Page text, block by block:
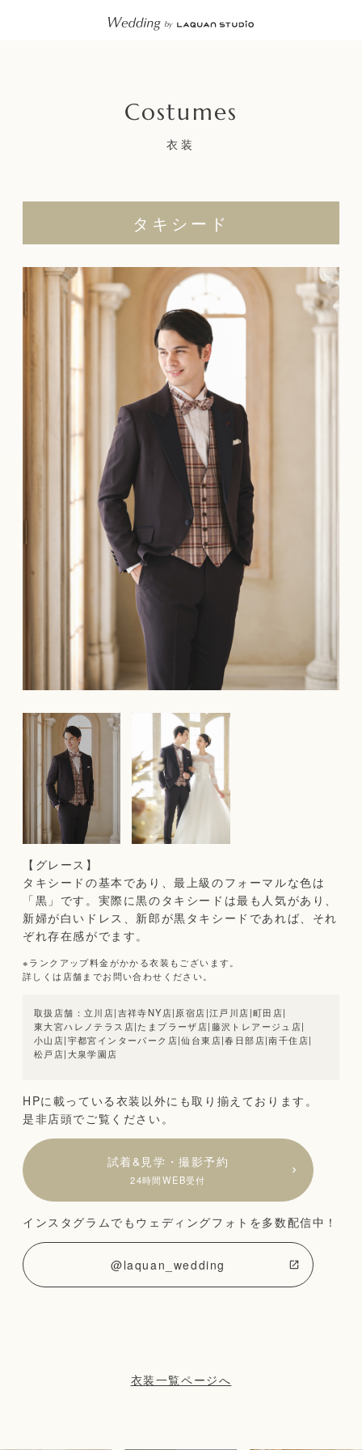
衣装
タキシード
【グレース】
タキシードの基本であり、最上級のフォーマルな色は
「黒」です。実際に黒のタキシードは最も人気があり、
新婦が白いドレス、新郎が黒タキシードであれば、それ
ぞれ存在感がでます。
※ランクアップ料金がかかる衣装もございます。
詳しくは店舗までお問い合わせください。
立川店|吉祥寺NY店|原宿店|江戸川店|町田店|
東大宮ハレノテラス店|たまプラーザ店|藤沢トレアージュ店|
小山店|宇都宮インターパーク店|仙台東店|春日部店|南千住店|
松戸店|大泉学園店
HPに載っている衣装以外にも取り揃えております。
是非店頭でご覧ください。
試着&見学・撮影予約
24時間WEB受付
インスタグラムでもウェディングフォトを多数配信中！
@laquan_wedding
衣装一覧ページへ